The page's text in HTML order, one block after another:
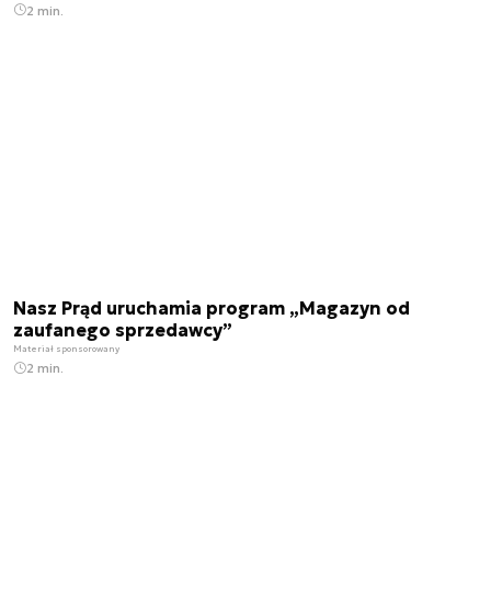
2 min.
Nasz Prąd uruchamia program „Magazyn od
zaufanego sprzedawcy”
Materiał sponsorowany
2 min.